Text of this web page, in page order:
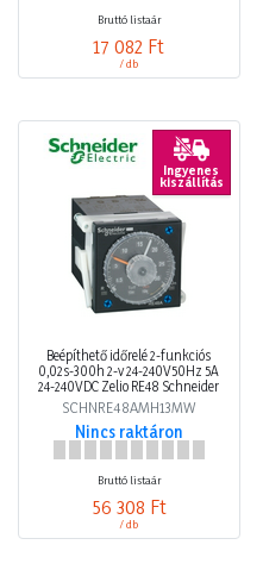
Bruttó listaár
17 082 Ft
/ db
Ingyenes
kiszállítás
Beépíthető időrelé 2-funkciós
0,02s-300h 2-v 24-240V50Hz 5A
24-240VDC Zelio RE48 Schneider
SCHNRE48AMH13MW
Nincs raktáron
Bruttó listaár
56 308 Ft
/ db